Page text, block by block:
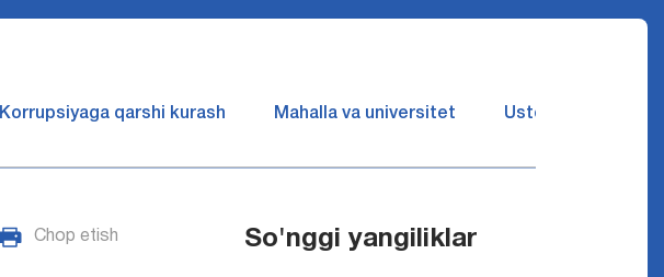
Korrupsiyaga qarshi kurash Mahalla va universitet Ustozlar suhbatin
Chop etish So'nggi yangiliklar